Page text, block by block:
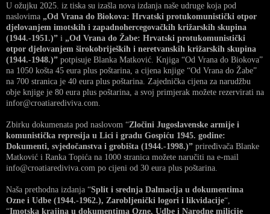
U ožujku 2025. iz tiska su izašla nova izdanja naše udruge koja pod
naslovima „Od Vrana do Biokova: Hrvatski protukomunistički otpor
djelovanjem imotskih i zapadnohercegovačkih križarskih skupina
(1944.-1951.)” i „Od Vrana do Žabe: Hrvatski protukomunistički
otpor djelovanjem širokobrijeških i neretvanskih križarskih skupina
(1944.-1948.)” potpisuje Blanka Matković. Knjiga “Od Vrana do Biokova”
na 1050 košta 45 eura plus poštarina, a cijena knjige “Od Vrana do Žabe”
na 700 stranica je 40 eura plus poštarina. Zajednička cijena za narudžbu
obje knjige je 80 eura plus poštarina, a svoj primjerak možete rezervirati na
infor@croatiarediviva.com.
Zbirku dokumenata pod naslovom “Zločini Jugoslavenske armije i
komunistička represija u Lici i gradu Gospiću 1945. godine:
Dokumenti, svjedočanstva i grobišta (1944.-1998.)” priređivača Blanke
Matković i Ranka Topića na 1000 stranica možete naručiti na e-mail
info@croatiarediviva.com po cijeni od 30 eura plus poštarina.
Naša prethodna izdanja “Split i srednja Dalmacija u dokumentima
Ozne i Udbe (1944.-1962.), Zarobljenički logori i likvidacije“,
“Imotska krajina u dokumentima Ozne, Udbe i Narodne milicije